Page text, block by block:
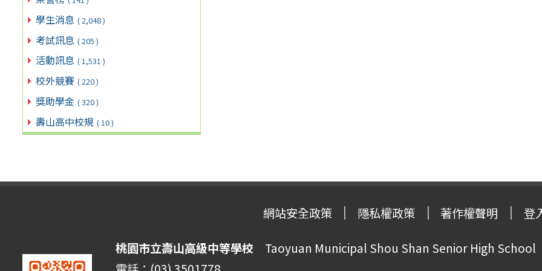
學生消息 ( 2,048 )
考試訊息 ( 205 )
活動訊息 ( 1,531 )
校外競賽 ( 220 )
獎助學金 ( 320 )
壽山高中校規 ( 10 )
網站安全政策 隱私權政策 著作權聲明 登
桃園市立壽山高級中等學校 Taoyuan Municipal Shou Shan Senior High School